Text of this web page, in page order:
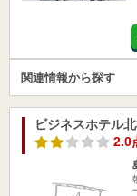
関連情報から探す
ビジネスホテル
2.0